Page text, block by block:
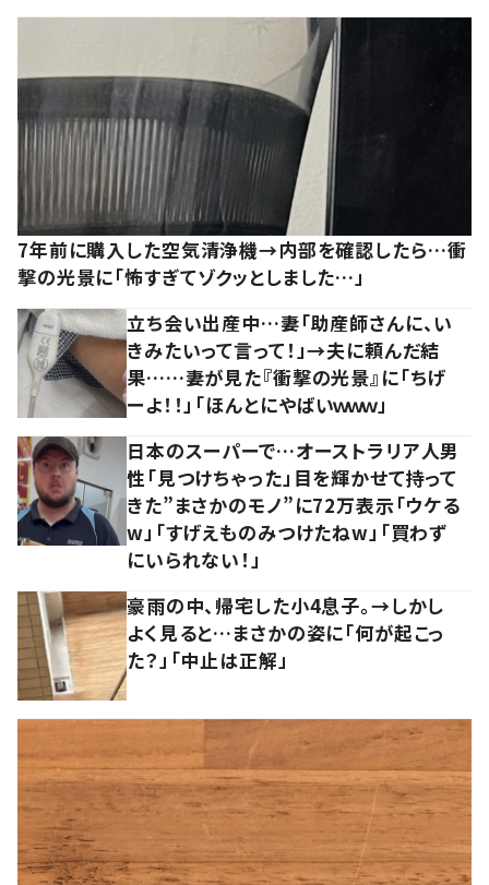
7年前に購入した空気清浄機→内部を確認したら…衝
撃の光景に「怖すぎてゾクッとしました…」
立ち会い出産中…妻「助産師さんに、い
きみたいって言って！」→夫に頼んだ結
果……妻が見た『衝撃の光景』に「ちげ
ーよ！！」「ほんとにやばいｗｗｗ」
日本のスーパーで…オーストラリア人男
性「見つけちゃった」目を輝かせて持って
きた”まさかのモノ”に72万表示「ウケる
w」「すげえものみつけたねw」「買わず
にいられない！」
豪雨の中、帰宅した小4息子。→しかし
よく見ると…まさかの姿に「何が起こっ
た？」「中止は正解」